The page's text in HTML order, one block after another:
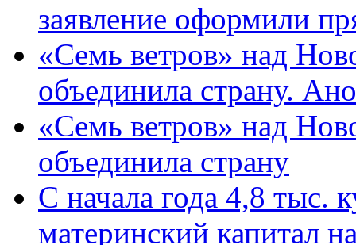
заявление оформили
«Семь ветров» над
объединила страну.
«Семь ветров» над
объединила страну
С начала года 4,8 тыс.
материнский капитал